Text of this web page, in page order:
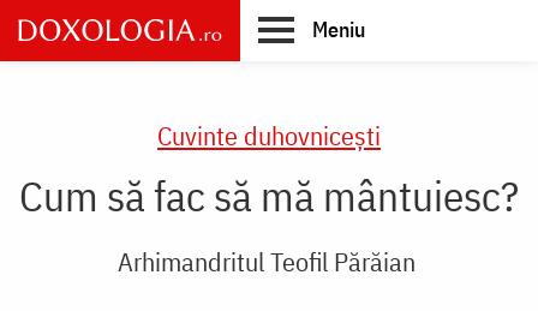
Skip
to
main
Meniu
Cuvinte duhovnicești
Cum să fac să mă mântuiesc?
Arhimandritul Teofil Părăian